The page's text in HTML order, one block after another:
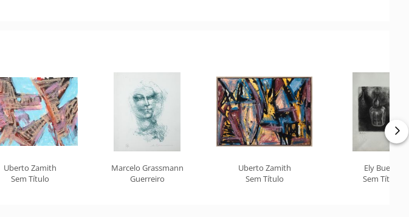
Uberto Zamith
Sem Título
Marcelo Grassmann
Guerreiro
Uberto Zamith
Sem Título
Ely Bueno
Sem Título